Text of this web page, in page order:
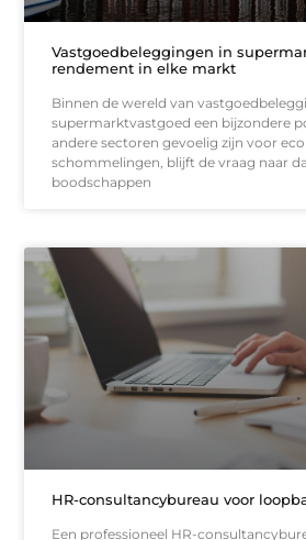
Vastgoedbeleggingen in
rendement in elke markt
Binnen de wereld van
supermarktvastgoed een bijzondere
andere sectoren gevoelig zijn voor
schommelingen, blijft de vraag naar
boodschappen
HR-consultancybureau voor
Een professioneel HR-